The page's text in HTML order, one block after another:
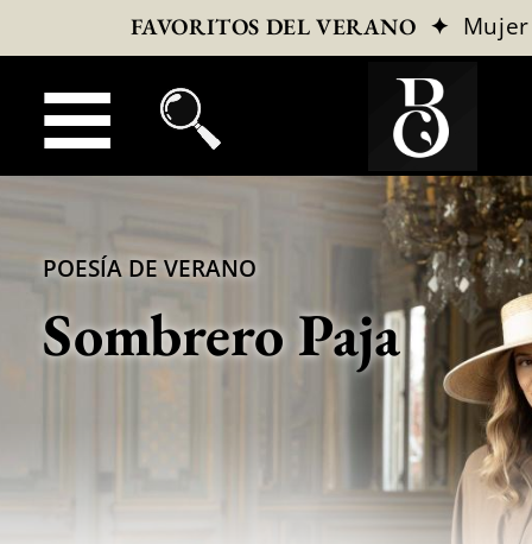
FAVORITOS DEL VERANO ✦ Mujer
POESÍA DE VERANO
Sombrero Paja